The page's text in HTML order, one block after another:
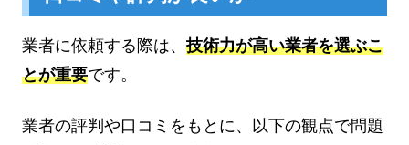
業者に依頼する際は、技術力が高い業者を選ぶこ
とが重要です。
業者の評判や口コミをもとに、以下の観点で問題